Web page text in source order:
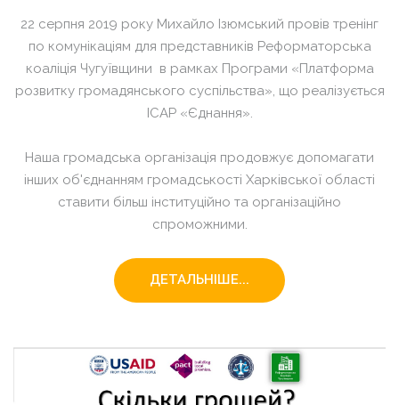
22 серпня 2019 року Михайло Ізюмський провів тренінг
по комунікаціям для представників Реформаторська
коаліція Чугуївщини в рамках Програми «Платформа
розвитку громадянського суспільства», що реалізується
ІСАР «Єднання».
Наша громадська організація продовжує допомагати
інших об'єднанням громадськості Харківської області
ставити більш інституційно та організаційно
спроможними.
ДЕТАЛЬНІШЕ...